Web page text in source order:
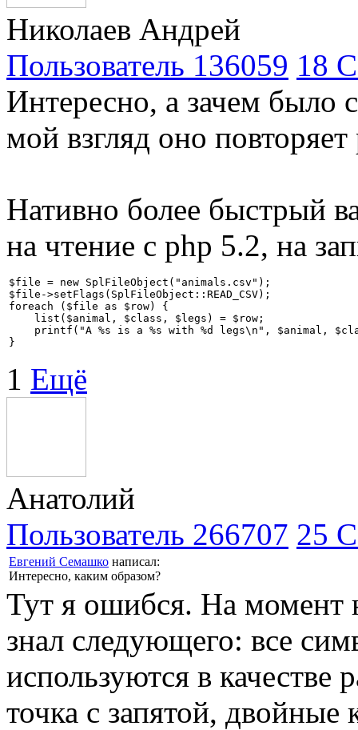
Николаев Андрей
Пользователь 136059 18
Интересно, а зачем было
мой взгляд оно
Нативно более быстрый
на чтение с php 5.2, на
$file = new SplFileObject("animals.csv");
$file->setFlags(SplFileObject::READ_CSV);
foreach ($file as $row) {
list($animal, $class, $legs) = $row;
printf("A %s is a %s with %d legs\n", $animal,
}
1 Ещё
Анатолий
Пользователь 266707 25
Евгений Семашко написал:
Интересно, каким образом?
Тут я ошибся. На момент
знал следующего: все
используются в качестве
точка с запятой, двойные